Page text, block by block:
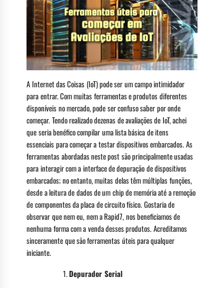
A Internet das Coisas (IoT) pode ser um campo intimidador
para entrar. Com muitas ferramentas e produtos diferentes
disponíveis no mercado, pode ser confuso saber por onde
começar. Tendo realizado dezenas de avaliações de IoT, achei
que seria benéfico compilar uma lista básica de itens
essenciais para começar a testar dispositivos embarcados. As
ferramentas abordadas neste post são principalmente usadas
para interagir com a interface de depuração de dispositivos
embarcados; no entanto, muitas delas têm múltiplas funções,
desde a leitura de dados de um chip de memória até a remoção
de componentes da placa de circuito físico. Gostaria de
observar que nem eu, nem a Rapid7, nos beneficiamos de
nenhuma forma com a venda desses produtos. Acreditamos
sinceramente que são ferramentas úteis para qualquer
iniciante.
Depurador Serial